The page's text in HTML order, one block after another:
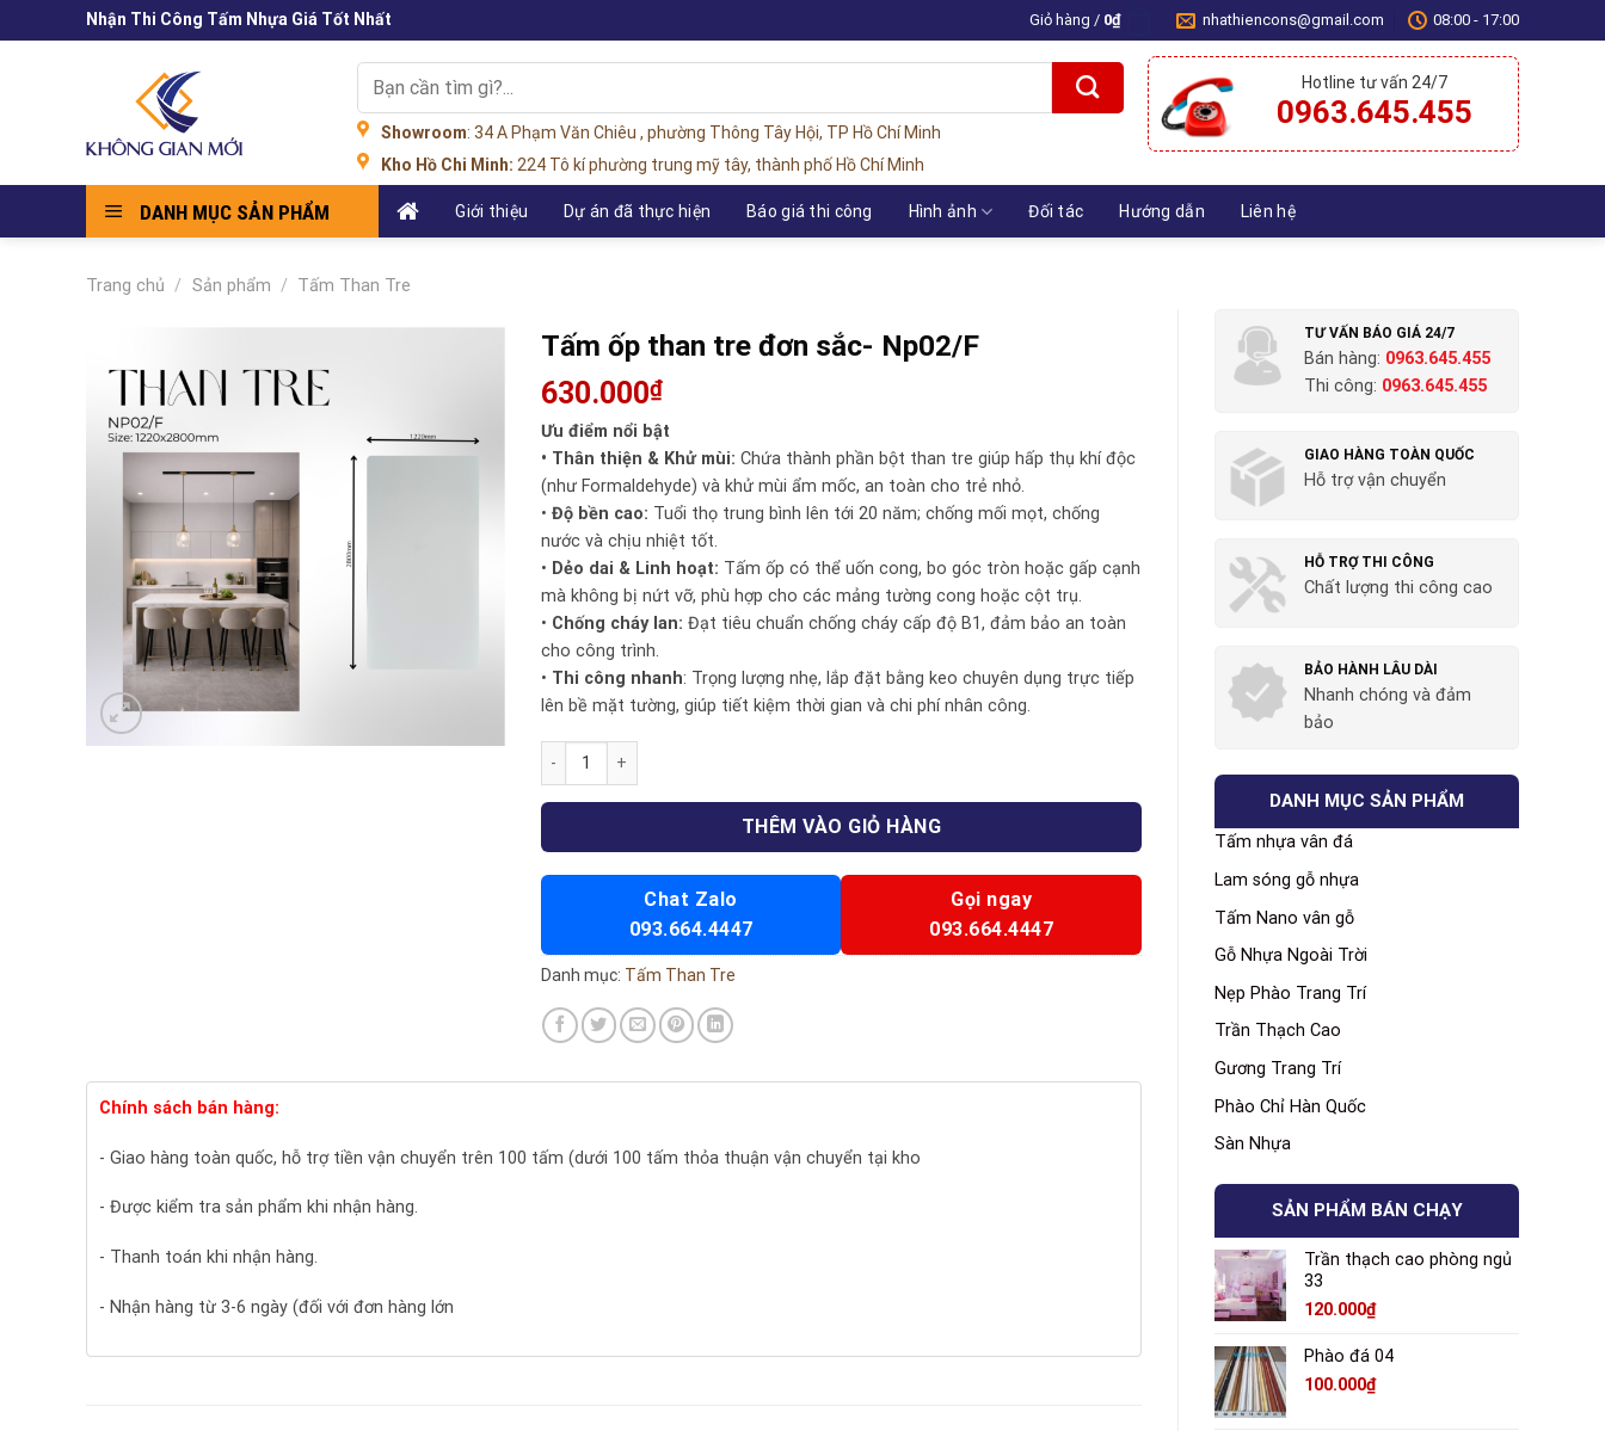
to
Nhận Thi Công Tấm Nhựa Giá Tốt Nhất Giỏ hàng / 0₫ nhathiencons@gmail.com 08:00 - 17:00
kiếm:
Showroom: 34 A Phạm Văn Chiêu , phường Thông Tây Hội, TP Hồ Chí Minh
Kho Hồ Chi Minh: 224 Tô kí phường trung mỹ tây, thành phố Hồ Chí Minh
Hotline tư vấn 24/7
0963.645.455
DANH MỤC SẢN PHẨM Giới thiệu Dự án đã thực hiện Báo giá thi công Hình ảnh Đối tác Hướng dẫn Liên hệ
Trang chủ / Sản phẩm / Tấm Than Tre
TƯ VẤN BÁO GIÁ 24/7
Bán hàng: 0963.645.455
Thi công: 0963.645.455
GIAO HÀNG TOÀN QUỐC
Hỗ trợ vận chuyển
HỖ TRỢ THI CÔNG
Chất lượng thi công cao
BẢO HÀNH LÂU DÀI
Nhanh chóng và đảm
bảo
DANH MỤC SẢN PHẨM
Tấm nhựa vân đá
Lam sóng gỗ nhựa
Tấm Nano vân gỗ
Gỗ Nhựa Ngoài Trời
Nẹp Phào Trang Trí
Trần Thạch Cao
Gương Trang Trí
Phào Chỉ Hàn Quốc
Sàn Nhựa
SẢN PHẨM BÁN CHẠY
Trần thạch cao phòng ngủ
33
120.000₫
Phào đá 04
100.000₫
Tấm ốp than tre đơn sắc- Np02/F
630.000₫
Ưu điểm nổi bật
• Thân thiện & Khử mùi: Chứa thành phần bột than tre giúp hấp thụ khí độc
(như Formaldehyde) và khử mùi ẩm mốc, an toàn cho trẻ nhỏ.
• Độ bền cao: Tuổi thọ trung bình lên tới 20 năm; chống mối mọt, chống
nước và chịu nhiệt tốt.
• Dẻo dai & Linh hoạt: Tấm ốp có thể uốn cong, bo góc tròn hoặc gấp cạnh
mà không bị nứt vỡ, phù hợp cho các mảng tường cong hoặc cột trụ.
• Chống cháy lan: Đạt tiêu chuẩn chống cháy cấp độ B1, đảm bảo an toàn
cho công trình.
• Thi công nhanh: Trọng lượng nhẹ, lắp đặt bằng keo chuyên dụng trực tiếp
lên bề mặt tường, giúp tiết kiệm thời gian và chi phí nhân công.
Tấm ốp than tre đơn sắc- Np02/F số lượng
THÊM VÀO GIỎ HÀNG
Chat Zalo
093.664.4447
Gọi ngay
093.664.4447
Danh mục: Tấm Than Tre
Chính sách bán hàng:
- Giao hàng toàn quốc, hỗ trợ tiền vận chuyển trên 100 tấm (dưới 100 tấm thỏa thuận vận chuyển tại kho
- Được kiểm tra sản phẩm khi nhận hàng.
- Thanh toán khi nhận hàng.
- Nhận hàng từ 3-6 ngày (đối với đơn hàng lớn